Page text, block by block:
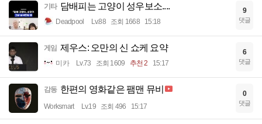
기타 담배피는 고양이 성우보소....
Deadpool Lv.88 조회 1668 15:18
9
댓글
게임 제우스: 오만의 신 쇼케 요약
미카 Lv.73 조회 1609 추천 2 15:17
6
댓글
감동 한편의 영화같은 팸맨 뮤비
Worksmart Lv.19 조회 496 15:17
0
댓글